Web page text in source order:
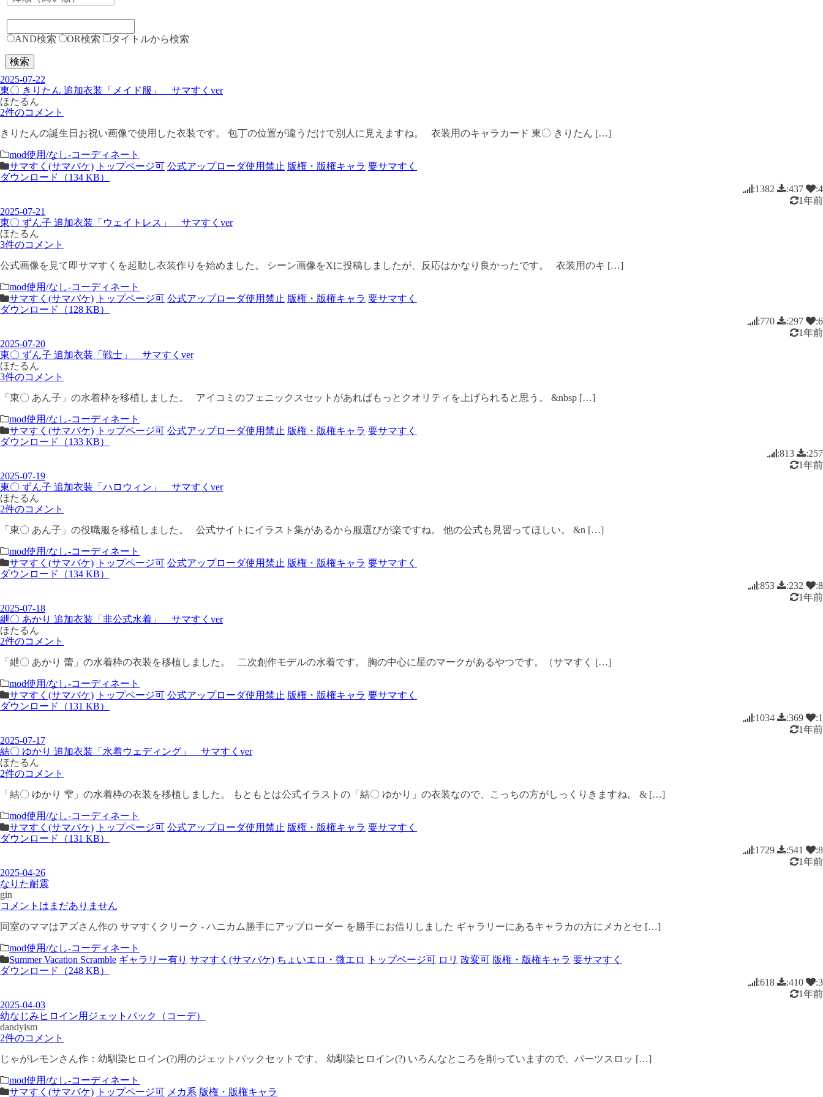
AND検索 OR検索 タイトルから検索
検索
2025-07-22
東〇 きりたん 追加衣装「メイド服」 サマすくver
ほたるん
2件のコメント
きりたんの誕生日お祝い画像で使用した衣装です。 包丁の位置が違うだけで別人に見えますね。 衣装用のキャラカード 東〇 きりたん […]
mod使用/なし-コーディネート
サマすく(サマバケ) トップページ可 公式アップローダ使用禁止 版権・版権キャラ 要サマすく
ダウンロード（134 KB）
:1382
:437
:4
1年前
2025-07-21
東〇 ずん子 追加衣装「ウェイトレス」 サマすくver
ほたるん
3件のコメント
公式画像を見て即サマすくを起動し衣装作りを始めました。 シーン画像をXに投稿しましたが、反応はかなり良かったです。 衣装用のキ […]
mod使用/なし-コーディネート
サマすく(サマバケ) トップページ可 公式アップローダ使用禁止 版権・版権キャラ 要サマすく
ダウンロード（128 KB）
:770
:297
:6
1年前
2025-07-20
東〇 ずん子 追加衣装「戦士」 サマすくver
ほたるん
3件のコメント
「東〇 あん子」の水着枠を移植しました。 アイコミのフェニックスセットがあればもっとクオリティを上げられると思う。 &nbsp […]
mod使用/なし-コーディネート
サマすく(サマバケ) トップページ可 公式アップローダ使用禁止 版権・版権キャラ 要サマすく
ダウンロード（133 KB）
:813
:257
1年前
2025-07-19
東〇 ずん子 追加衣装「ハロウィン」 サマすくver
ほたるん
2件のコメント
「東〇 あん子」の役職服を移植しました。 公式サイトにイラスト集があるから服選びが楽ですね。 他の公式も見習ってほしい。 &n […]
mod使用/なし-コーディネート
サマすく(サマバケ) トップページ可 公式アップローダ使用禁止 版権・版権キャラ 要サマすく
ダウンロード（134 KB）
:853
:232
:8
1年前
2025-07-18
紲〇 あかり 追加衣装「非公式水着」 サマすくver
ほたるん
2件のコメント
「紲〇 あかり 蕾」の水着枠の衣装を移植しました。 二次創作モデルの水着です。 胸の中心に星のマークがあるやつです。（サマすく […]
mod使用/なし-コーディネート
サマすく(サマバケ) トップページ可 公式アップローダ使用禁止 版権・版権キャラ 要サマすく
ダウンロード（131 KB）
:1034
:369
:1
1年前
2025-07-17
結〇 ゆかり 追加衣装「水着ウェディング」 サマすくver
ほたるん
2件のコメント
「結〇 ゆかり 雫」の水着枠の衣装を移植しました。 もともとは公式イラストの「結〇 ゆかり」の衣装なので、こっちの方がしっくりきますね。 & […]
mod使用/なし-コーディネート
サマすく(サマバケ) トップページ可 公式アップローダ使用禁止 版権・版権キャラ 要サマすく
ダウンロード（131 KB）
:1729
:541
:8
1年前
2025-04-26
なりた耐震
gin
コメントはまだありません
同室のママはアズさん作の サマすくクリーク - ハニカム勝手にアップローダー を勝手にお借りしました ギャラリーにあるキャラカの方にメカとセ […]
mod使用/なし-コーディネート
Summer Vacation Scramble ギャラリー有り サマすく(サマバケ) ちょいエロ・微エロ トップページ可 ロリ 改変可 版権・版権キャラ 要サマすく
ダウンロード（248 KB）
:618
:410
:3
1年前
2025-04-03
幼なじみヒロイン用ジェットパック（コーデ）
dandyism
2件のコメント
じゃがレモンさん作：幼馴染ヒロイン(?)用のジェットパックセットです。 幼馴染ヒロイン(?) いろんなところを削っていますので、パーツスロッ […]
mod使用/なし-コーディネート
サマすく(サマバケ) トップページ可 メカ系 版権・版権キャラ